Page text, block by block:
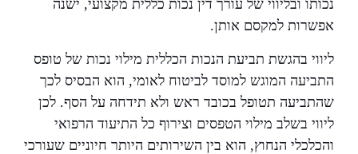
נכותו ובליווי של עורך דין נכות כללית מקצועי, ישנה
אפשרות למקסם אותן.
ליווי בהגשת תביעת הנכות הכללית מילוי נכות של טופס
התביעה המוגש למוסד לביטוח לאומי, הוא הבסיס לכך
שהתביעה תטופל בכובד ראש ולא תידחה על הסף. לכן
ליווי בשלב מילוי הטפסים וצירוף כל התיעוד הרפואי
והכלכלי הנחוץ, הוא בין השירותים היותר חיוניים שעורכי